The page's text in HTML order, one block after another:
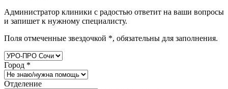
Администратор клиники с радостью ответит на ваши вопросы
и запишет к нужному специалисту.
Поля отмеченные звездочкой *, обязательны для заполнения.
Город *
Отделение